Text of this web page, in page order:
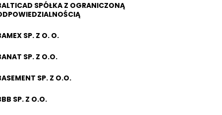
SPÓŁKA Z OGRANICZONĄ
SP. Z O. O.
SP. Z O.O.
SP. Z O.O.
SP. Z O.O.